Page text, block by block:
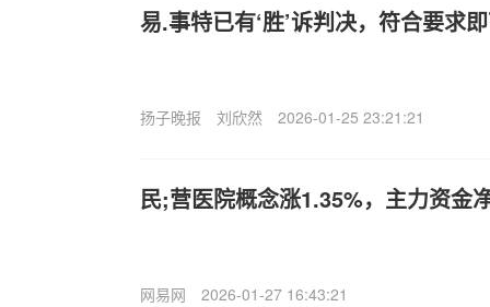
易.事特已有‘胜’诉判决，符合要求
扬子晚报 刘欣然 2026-01-25 23:21:21
民;营医院概念涨1.35%，主力资金
网易网 2026-01-27 16:43:21